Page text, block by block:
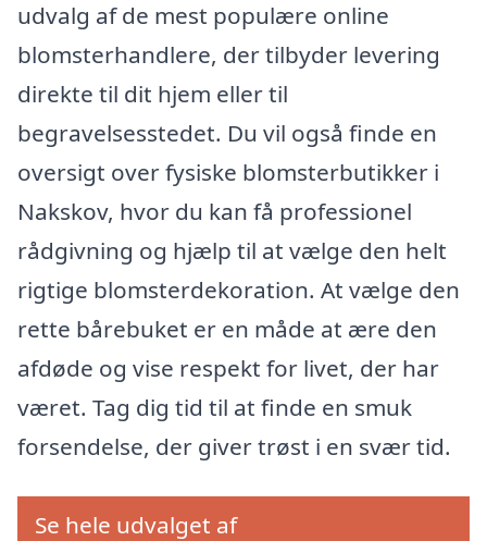
udvalg af de mest populære online
blomsterhandlere, der tilbyder levering
direkte til dit hjem eller til
begravelsesstedet. Du vil også finde en
oversigt over fysiske blomsterbutikker i
Nakskov, hvor du kan få professionel
rådgivning og hjælp til at vælge den helt
rigtige blomsterdekoration. At vælge den
rette bårebuket er en måde at ære den
afdøde og vise respekt for livet, der har
været. Tag dig tid til at finde en smuk
forsendelse, der giver trøst i en svær tid.
Se hele udvalget af